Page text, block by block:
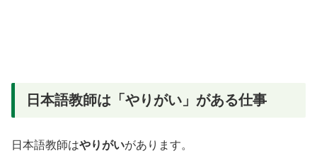
日本語教師は「やりがい」がある仕事
日本語教師はやりがいがあります。